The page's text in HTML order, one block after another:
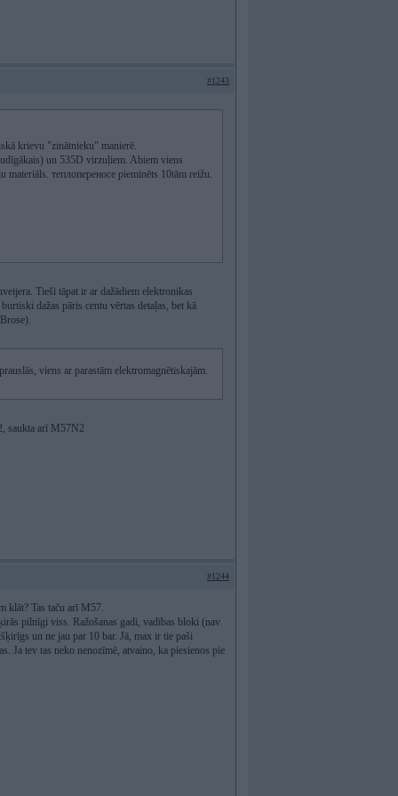
#1243
krievu "zinātnieku" manierē.
un 535D virzuļiem. Abiem viens
теплопереносе pieminēts 10tām reižu.
Tieši tāpat ir ar dažādiem elektronikas
dažas pāris centu vērtas detaļas, bet kā
viens ar parastām elektromagnētiskajām.
saukta arī M57N2
#1244
klāt? Tas taču arī M57.
pilnīgi viss. Ražošanas gadi, vadības bloki (nav
un ne jau par 10 bar. Jā, max ir tie paši
Ja tev tas neko nenozīmē, atvaino, ka piesienos pie